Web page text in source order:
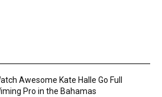
Awesome Kate Halle Go Full
Pro in the Bahamas